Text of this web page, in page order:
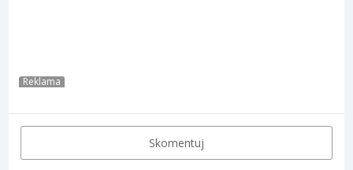
Reklama
Skomentuj